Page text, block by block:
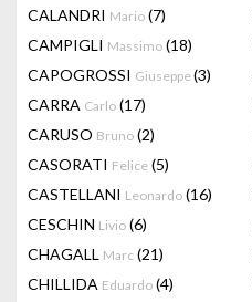
CALANDRI Mario (7)
CAMPIGLI Massimo (18)
CAPOGROSSI Giuseppe(3)
CARRA Carlo (17)
CARUSO Bruno (2)
CASORATI Felice (5)
CASTELLANI Leonardo (16)
CESCHIN Livio (6)
CHAGALL Marc (21)
CHILLIDA Eduardo (4)